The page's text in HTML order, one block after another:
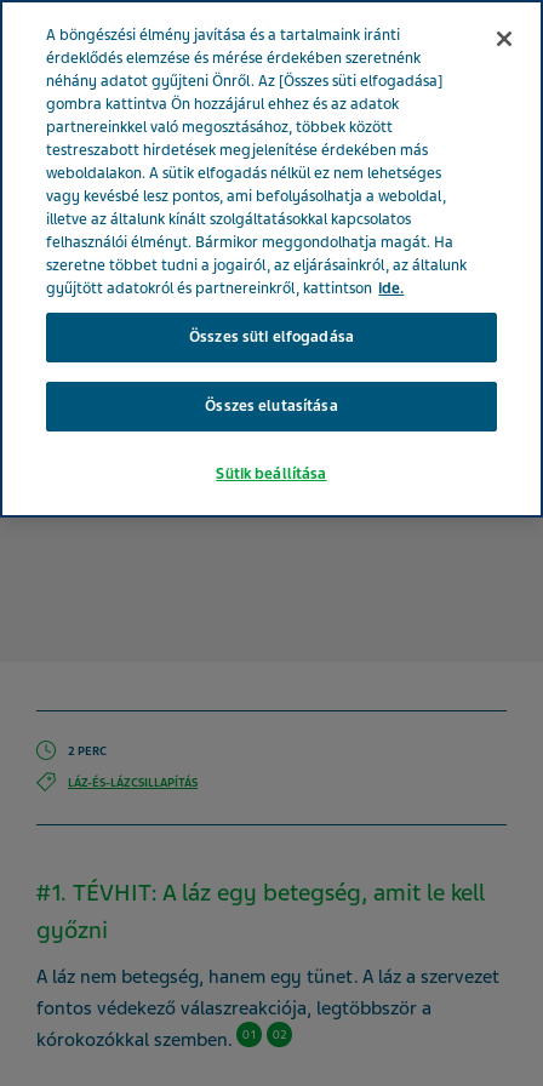
Magyarország Betegeknek Lázcsillapítás
lázcsillapítás legnagyobb tévhitei
Legnagyobb tévhitek a
lázcsillapításról
2 PERC
LÁZ-ÉS-LÁZCSILLAPÍTÁS
#1. TÉVHIT: A láz egy betegség, amit le kell
győzni
A láz nem betegség, hanem egy tünet. A láz a szervezet
fontos védekező válaszreakciója, legtöbbször a
kórokozókkal szemben. 01 02
A böngészési élmény javítása és a tartalmaink iránti
érdeklődés elemzése és mérése érdekében szeretnénk
néhány adatot gyűjteni Önről. Az [Összes süti elfogadása]
gombra kattintva Ön hozzájárul ehhez és az adatok
partnereinkkel való megosztásához, többek között
testreszabott hirdetések megjelenítése érdekében más
weboldalakon. A sütik elfogadás nélkül ez nem lehetséges
vagy kevésbé lesz pontos, ami befolyásolhatja a weboldal,
illetve az általunk kínált szolgáltatásokkal kapcsolatos
felhasználói élményt. Bármikor meggondolhatja magát. Ha
szeretne többet tudni a jogairól, az eljárásainkról, az általunk
gyűjtött adatokról és partnereinkről, kattintson ide.
Összes süti elfogadása
Összes elutasítása
Sütik beállítása